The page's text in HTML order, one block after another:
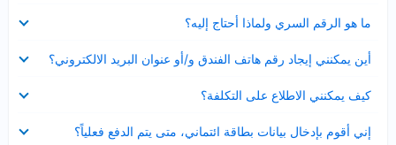
ما هو الرقم السري ولماذا أحتاج إليه؟
مصغر
أين يمكنني إيجاد رقم هاتف الفندق و/أو عنوان البريد الالكتروني؟
عرض
مصغر
كيف يمكنني الاطلاع على التكلفة؟
مصغر
إني أقوم بإدخال بيانات بطاقة ائتماني، متى يتم الدفع فعلياً؟
مصغر